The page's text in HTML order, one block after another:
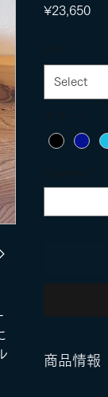
¥23,650
Select
商品情報